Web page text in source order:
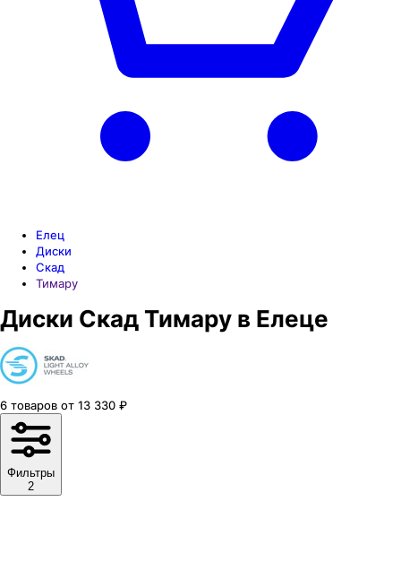
Елец
Диски
Скад
Тимару
Диски Скад Тимару в Елеце
6 товаров от 13 330 ₽
Фильтры
2